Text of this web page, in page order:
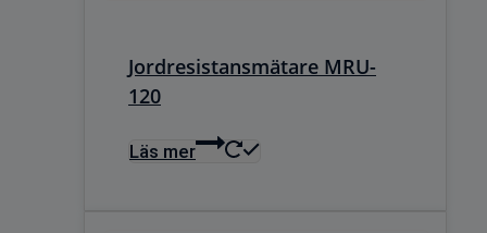
Jordresistansmätare MRU-
120
Läs mer